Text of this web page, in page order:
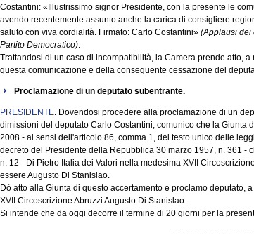
Costantini: «Illustrissimo signor Presidente, con la presente le
avendo recentemente assunto anche la carica di consigliere
saluto con viva cordialità. Firmato: Carlo Costantini» (Applausi dei
Partito Democratico).
Trattandosi di un caso di incompatibilità, la Camera prende atto,
questa comunicazione e della conseguente cessazione del
Proclamazione di un deputato subentrante.
PRESIDENTE. Dovendosi procedere alla proclamazione di un
dimissioni del deputato Carlo Costantini, comunico che la Giunta
2008 - ai sensi dell'articolo 86, comma 1, del testo unico delle
decreto del Presidente della Repubblica 30 marzo 1957, n. 361
n. 12 - Di Pietro Italia dei Valori nella medesima XVII
essere Augusto Di Stanislao.
Dò atto alla Giunta di questo accertamento e proclamo deputato,
XVII Circoscrizione Abruzzi Augusto Di Stanislao.
Si intende che da oggi decorre il termine di 20 giorni per la